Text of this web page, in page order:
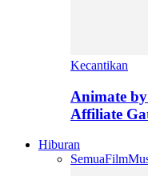
Kecantikan
Animate
Affiliate
Hiburan
SemuaFilm